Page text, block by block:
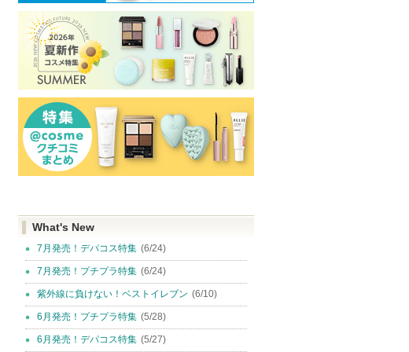
What's New
7月発売！デパコス特集 (6/24)
7月発売！プチプラ特集 (6/24)
紫外線に負けない！ベストイレブン (6/10)
6月発売！プチプラ特集 (5/28)
6月発売！デパコス特集 (5/27)